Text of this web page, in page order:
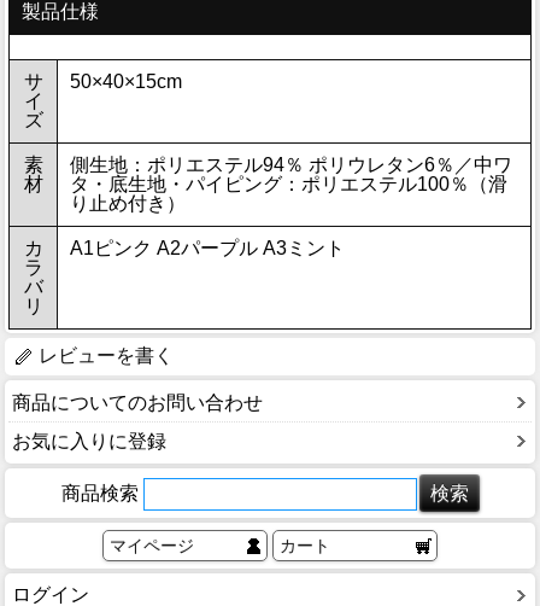
製品仕様
サ
イ
ズ
50×40×15cm
素
材
側生地：ポリエステル94％ ポリウレタン6％／中ワ
タ・底生地・パイピング：ポリエステル100％（滑
り止め付き）
カ
ラ
バ
リ
A1ピンク A2パープル A3ミント
レビューを書く
商品についてのお問い合わせ
お気に入りに登録
商品検索
マイページ カート
ログイン